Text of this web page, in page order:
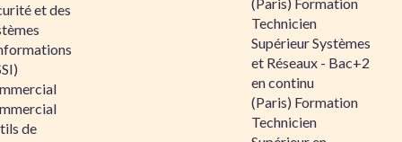
et des
de
Technicien
Supérieur Systèmes
et Réseaux - Bac+2
en continu
(Paris) Formation
Technicien